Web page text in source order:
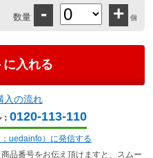
数量 - + 個
入の流れ
0120-113-110
uedainfo）に発信する
品番号をお伝え頂けますと、スムー